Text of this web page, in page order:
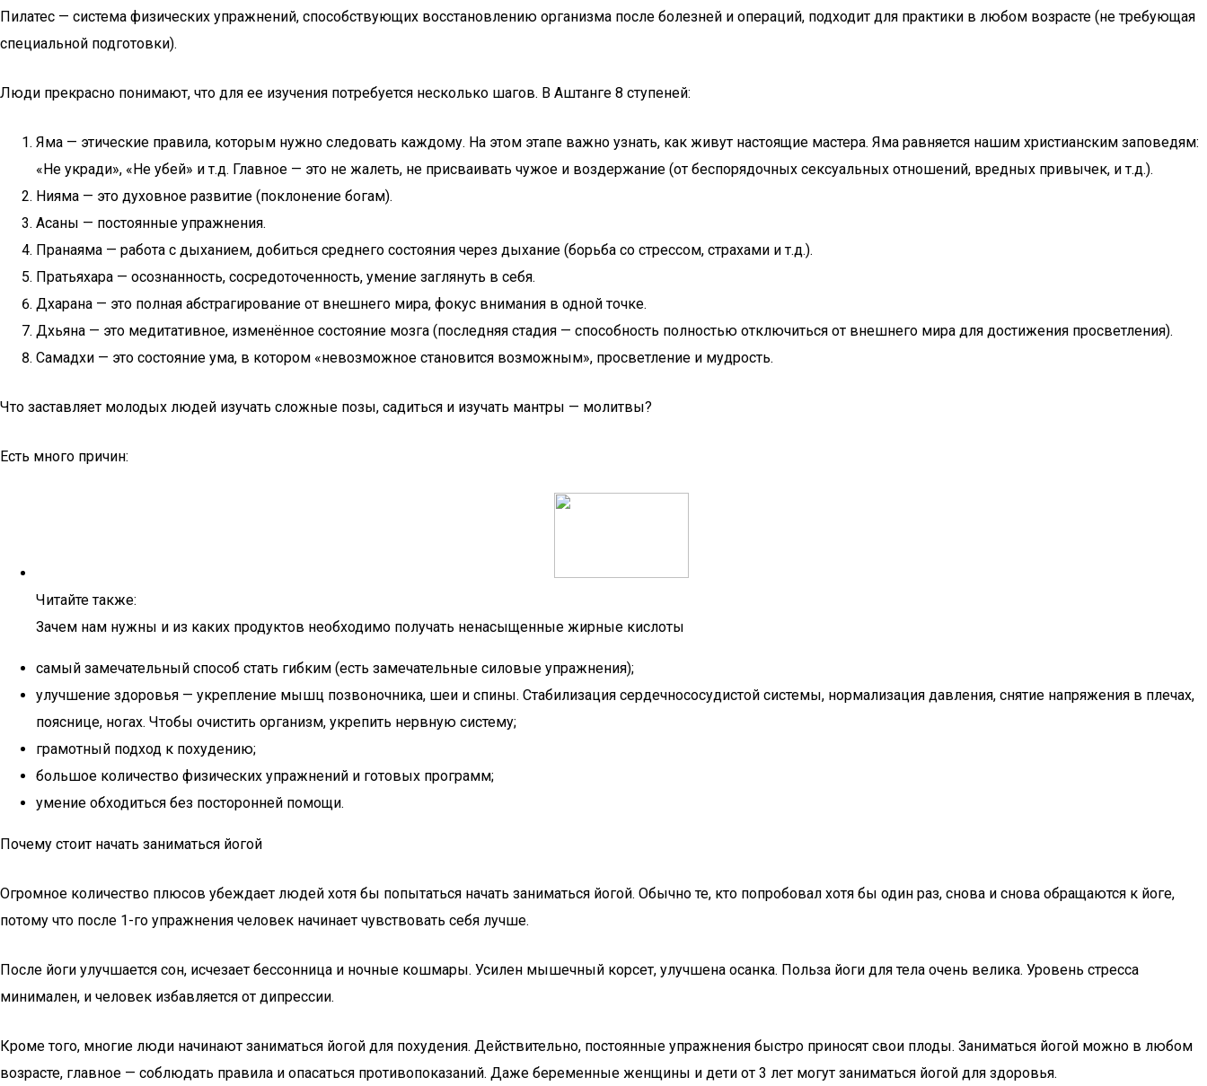
Пилатес — система физических упражнений, способствующих восстановлению организма после болезней и операций, подходит для практики в любом возрасте (не требующая
специальной подготовки).
Люди прекрасно понимают, что для ее изучения потребуется несколько шагов. В Аштанге 8 ступеней:
Яма — этические правила, которым нужно следовать каждому. На этом этапе важно узнать, как живут настоящие мастера. Яма равняется нашим христианским заповедям:
«Не укради», «Не убей» и т.д. Главное — это не жалеть, не присваивать чужое и воздержание (от беспорядочных сексуальных отношений, вредных привычек, и т.д.).
Нияма — это духовное развитие (поклонение богам).
Асаны — постоянные упражнения.
Пранаяма — работа с дыханием, добиться среднего состояния через дыхание (борьба со стрессом, страхами и т.д.).
Пратьяхара — осознанность, сосредоточенность, умение заглянуть в себя.
Дхарана — это полная абстрагирование от внешнего мира, фокус внимания в одной точке.
Дхьяна — это медитативное, изменённое состояние мозга (последняя стадия — способность полностью отключиться от внешнего мира для достижения просветления).
Самадхи — это состояние ума, в котором «невозможное становится возможным», просветление и мудрость.
Что заставляет молодых людей изучать сложные позы, садиться и изучать мантры — молитвы?
Есть много причин:
Читайте также:
Зачем нам нужны и из каких продуктов необходимо получать ненасыщенные жирные кислоты
самый замечательный способ стать гибким (есть замечательные силовые упражнения);
улучшение здоровья — укрепление мышц позвоночника, шеи и спины. Стабилизация сердечнососудистой системы, нормализация давления, снятие напряжения в плечах,
пояснице, ногах. Чтобы очистить организм, укрепить нервную систему;
грамотный подход к похудению;
большое количество физических упражнений и готовых программ;
умение обходиться без посторонней помощи.
Почему стоит начать заниматься йогой
Огромное количество плюсов убеждает людей хотя бы попытаться начать заниматься йогой. Обычно те, кто попробовал хотя бы один раз, снова и снова обращаются к йоге,
потому что после 1-го упражнения человек начинает чувствовать себя лучше.
После йоги улучшается сон, исчезает бессонница и ночные кошмары. Усилен мышечный корсет, улучшена осанка. Польза йоги для тела очень велика. Уровень стресса
минимален, и человек избавляется от дипрессии.
Кроме того, многие люди начинают заниматься йогой для похудения. Действительно, постоянные упражнения быстро приносят свои плоды. Заниматься йогой можно в любом
возрасте, главное — соблюдать правила и опасаться противопоказаний. Даже беременные женщины и дети от 3 лет могут заниматься йогой для здоровья.